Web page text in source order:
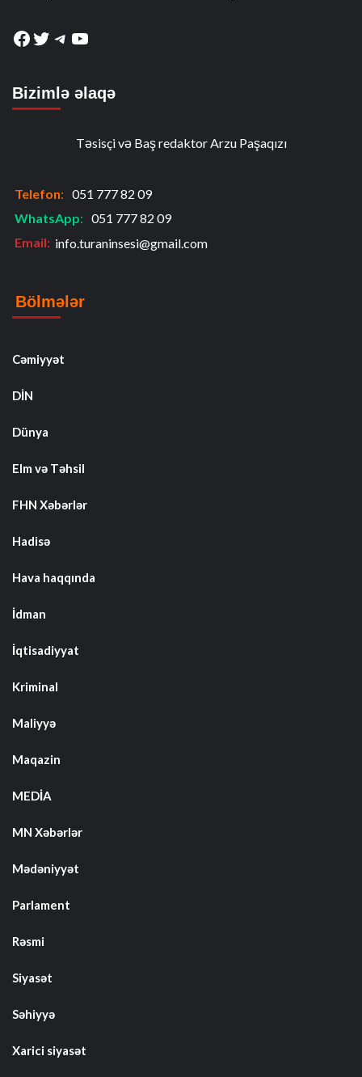
Facebook
Twitter
Telegram
YouTube
Bizimlə əlaqə
Təsisçi və Baş redaktor Arzu Paşaqızı
Telefon: 051 777 82 09
WhatsApp: 051 777 82 09
Email: info.turaninsesi@gmail.com
Bölmələr
Cəmiyyət
DİN
Dünya
Elm və Təhsil
FHN Xəbərlər
Hadisə
Hava haqqında
İdman
İqtisadiyyat
Kriminal
Maliyyə
Maqazin
MEDİA
MN Xəbərlər
Mədəniyyət
Parlament
Rəsmi
Siyasət
Səhiyyə
Xarici siyasət